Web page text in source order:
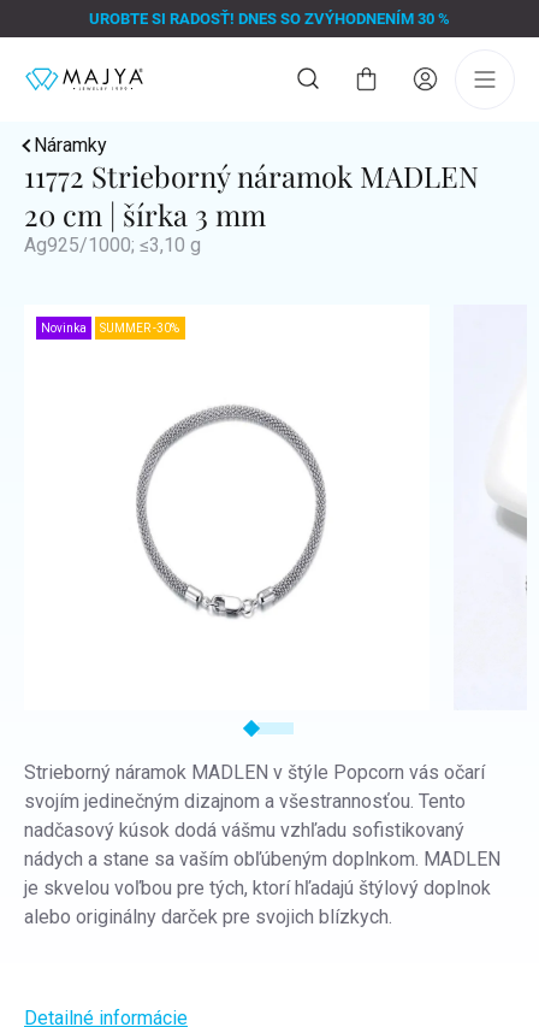
na
UROBTE SI RADOSŤ! DNES SO ZVÝHODNENÍM 30 %
Nákupný
Náramky
11772 Strieborný náramok MADLEN
20 cm | šírka 3 mm
Ag925/1000; ≤3,10 g
Novinka SUMMER -30%
Strieborný náramok MADLEN v štýle Popcorn vás očarí
svojím jedinečným dizajnom a všestrannosťou. Tento
nadčasový kúsok dodá vášmu vzhľadu sofistikovaný
nádych a stane sa vaším obľúbeným doplnkom. MADLEN
je skvelou voľbou pre tých, ktorí hľadajú štýlový doplnok
alebo originálny darček pre svojich blízkych.
Detailné informácie